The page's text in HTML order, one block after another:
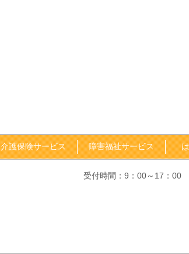
介護保険サービス 障害福祉サービス
受付時間：9：00～17：00